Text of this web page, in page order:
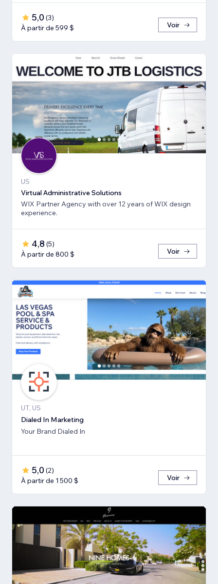
5,0 (3)
À partir de 599 $
Voir
US
Virtual Administrative Solutions
WIX Partner Agency with over 12 years of WIX design
experience.
4,8 (5)
À partir de 800 $
Voir
UT, US
Dialed In Marketing
Your Brand Dialed In
5,0 (2)
À partir de 1 500 $
Voir